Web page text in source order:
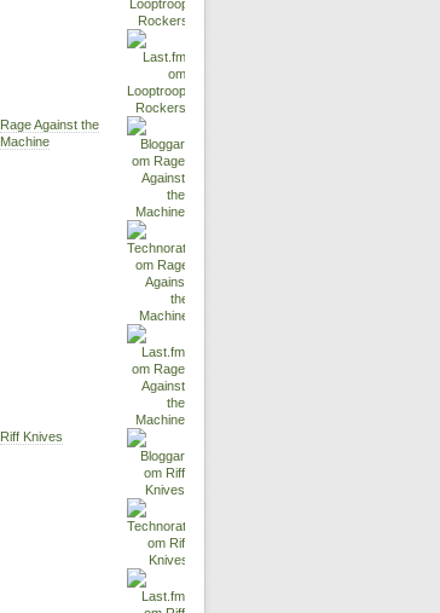
Rage Against the
Machine
Riff Knives